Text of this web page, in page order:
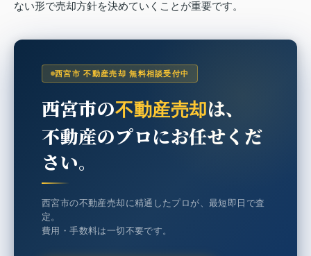
ない形で売却方針を決めていくことが重要です。
西宮市 不動産売却 無料相談受付中
西宮市の不動産売却は、
不動産のプロにお任せくだ
さい。
西宮市の不動産売却に精通したプロが、最短即日で査
定。
費用・手数料は一切不要です。